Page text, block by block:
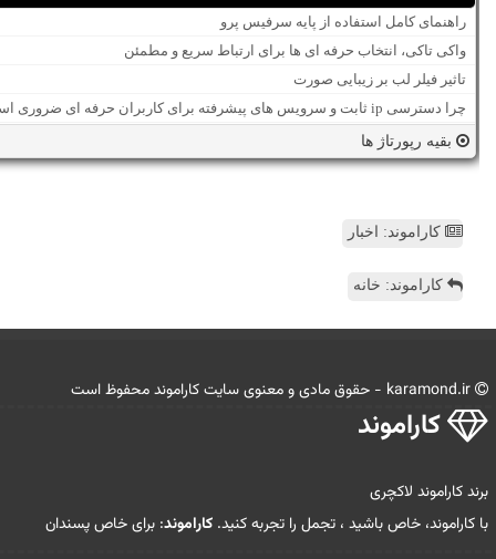
راهنمای کامل استفاده از پایه سرفیس پرو
واکی تاکی، انتخاب حرفه ای ها برای ارتباط سریع و مطمئن
تاثیر فیلر لب بر زیبایی صورت
چرا دسترسی ip ثابت و سرویس های پیشرفته برای کاربران حرفه ای ضروری است؟
بقیه رپورتاژ ها
کاراموند: اخبار
کاراموند: خانه
كاراموند
برند کاراموند لاکچری
با کاراموند، خاص باشید ، تجمل را تجربه کنید. کاراموند: برای خاص پسندان